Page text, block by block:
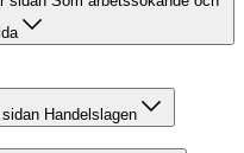
Handelslagen